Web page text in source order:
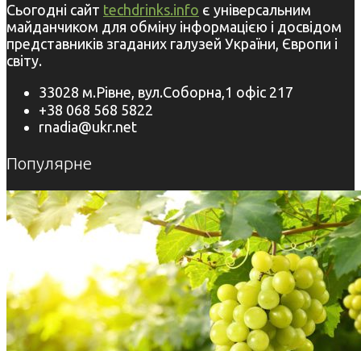
Сьогодні сайт techdrinks.info є універсальним
майданчиком для обміну інформацією і досвідом
представників згаданих галузей України, Європи і
світу.
33028 м.Рівне, вул.Соборна,1 офіс 217
+38 068 568 5822
rnadia@ukr.net
Популярне